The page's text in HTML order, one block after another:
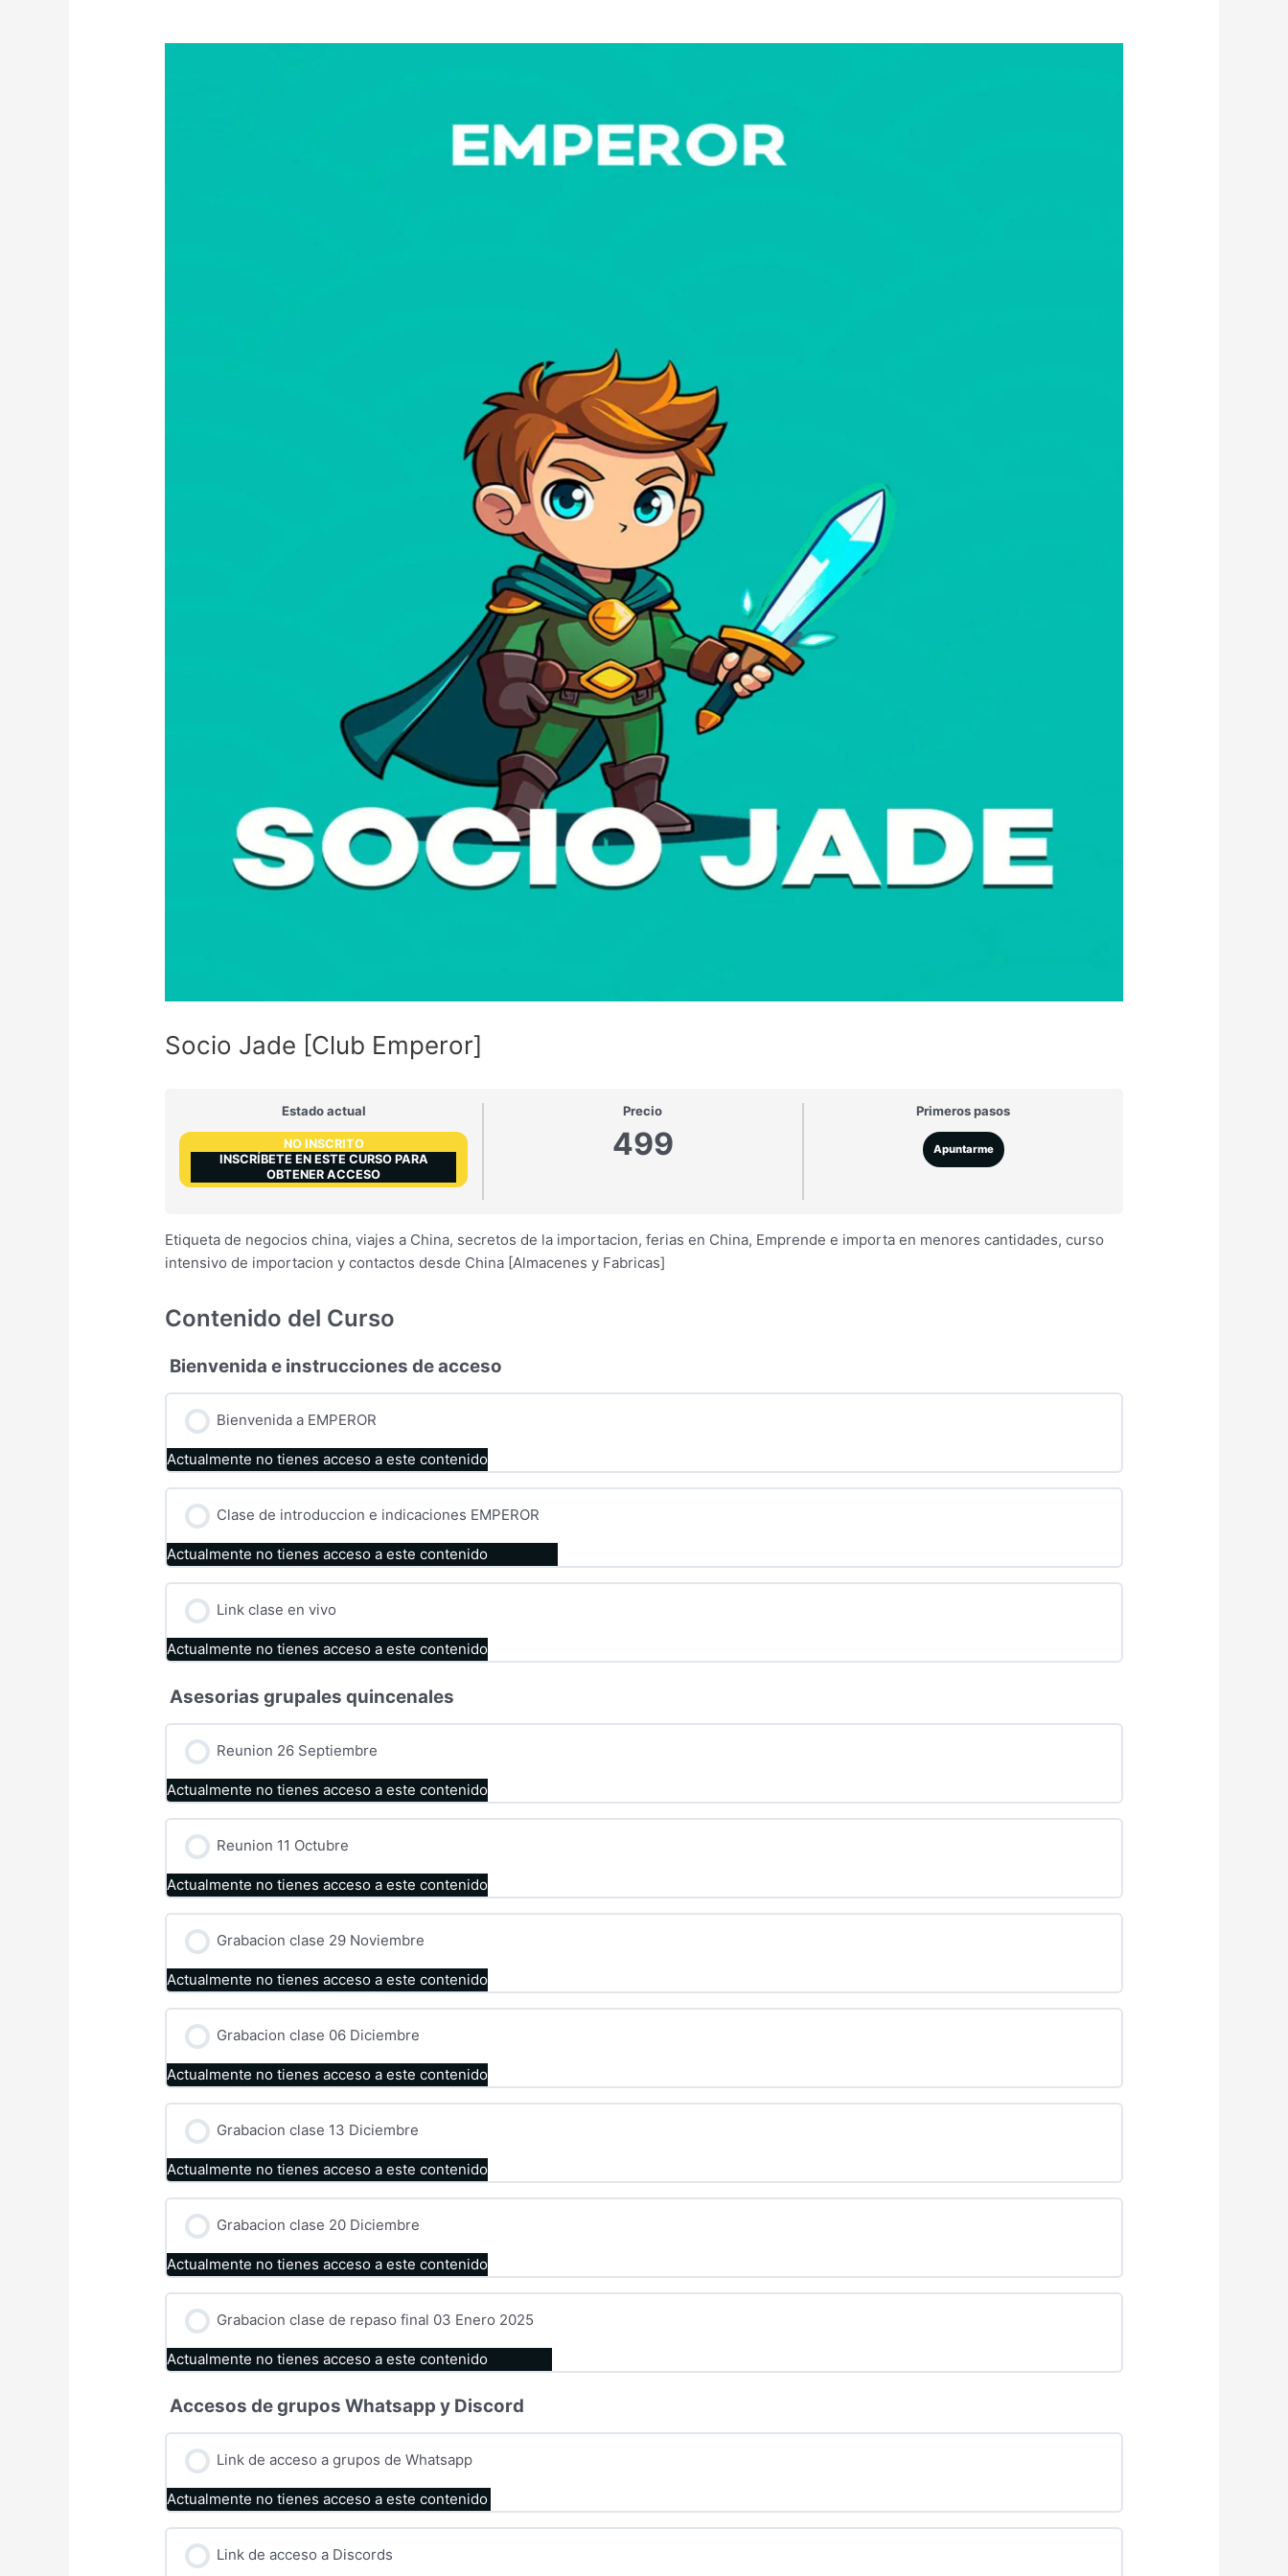
Socio Jade [Club Emperor]
Estado actual
NO INSCRITO
INSCRÍBETE EN ESTE CURSO PARA
OBTENER ACCESO
Precio
499
Primeros pasos
Apuntarme
Etiqueta de negocios china, viajes a China, secretos de la importacion, ferias en China, Emprende e importa en menores cantidades, curso
intensivo de importacion y contactos desde China [Almacenes y Fabricas]
Contenido del Curso
Bienvenida e instrucciones de acceso
Bienvenida a EMPEROR
Actualmente no tienes acceso a este contenido
Clase de introduccion e indicaciones EMPEROR
Actualmente no tienes acceso a este contenido
Link clase en vivo
Actualmente no tienes acceso a este contenido
Asesorias grupales quincenales
Reunion 26 Septiembre
Actualmente no tienes acceso a este contenido
Reunion 11 Octubre
Actualmente no tienes acceso a este contenido
Grabacion clase 29 Noviembre
Actualmente no tienes acceso a este contenido
Grabacion clase 06 Diciembre
Actualmente no tienes acceso a este contenido
Grabacion clase 13 Diciembre
Actualmente no tienes acceso a este contenido
Grabacion clase 20 Diciembre
Actualmente no tienes acceso a este contenido
Grabacion clase de repaso final 03 Enero 2025
Actualmente no tienes acceso a este contenido
Accesos de grupos Whatsapp y Discord
Link de acceso a grupos de Whatsapp
Actualmente no tienes acceso a este contenido
Link de acceso a Discords